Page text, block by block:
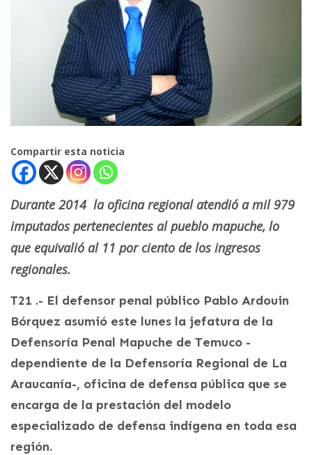
Compartir esta noticia
Durante 2014 la oficina regional atendió a mil 979
imputados pertenecientes al pueblo mapuche, lo
que equivalió al 11 por ciento de los ingresos
regionales.
T21 .- El defensor penal público Pablo Ardouin
Bórquez asumió este lunes la jefatura de la
Defensoría Penal Mapuche de Temuco -
dependiente de la Defensoría Regional de La
Araucanía-, oficina de defensa pública que se
encarga de la prestación del modelo
especializado de defensa indígena en toda esa
región.